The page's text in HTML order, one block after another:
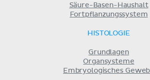
Säure-Basen-Haushalt
Fortpflanzungssystem
HISTOLOGIE
Grundlagen
Organsysteme
Embryologisches